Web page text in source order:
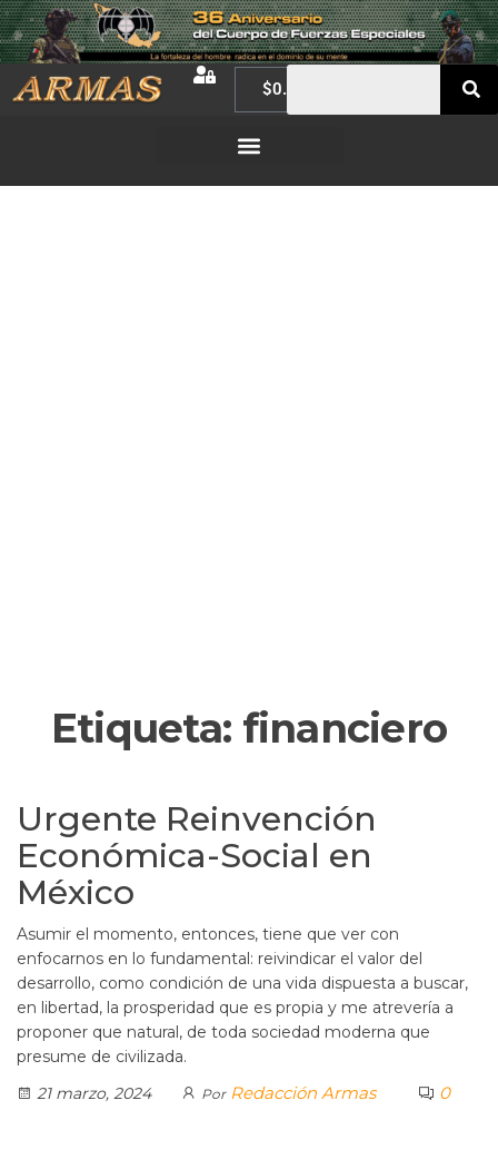
$0.00
Etiqueta: financiero
Urgente Reinvención
Económica-Social en
México
Asumir el momento, entonces, tiene que ver con
enfocarnos en lo fundamental: reivindicar el valor del
desarrollo, como condición de una vida dispuesta a buscar,
en libertad, la prosperidad que es propia y me atrevería a
proponer que natural, de toda sociedad moderna que
presume de civilizada.
21 marzo, 2024
Por Redacción Armas 0